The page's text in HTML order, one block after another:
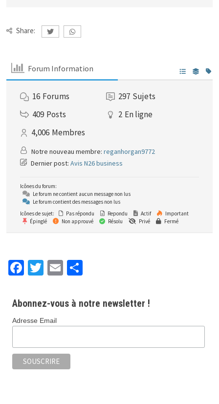
Share:
Forum Information
16 Forums 297 Sujets
409 Posts 2 En ligne
4,006 Membres
Notre nouveau membre: reganhorgan9772
Dernier post: Avis N26 business
Icônes du forum:
Le forum ne contient aucun message non lus
Le forum contient des messages non lus
Icônes de sujet:
Pas répondu Repondu Actif
Important
Épinglé
Non approuvé Résolu Privé Fermé
Fa
b
o
o
k
T
tt
er
E
ai
P
ta
r
Abonnez-vous à notre newsletter !
Adresse Email